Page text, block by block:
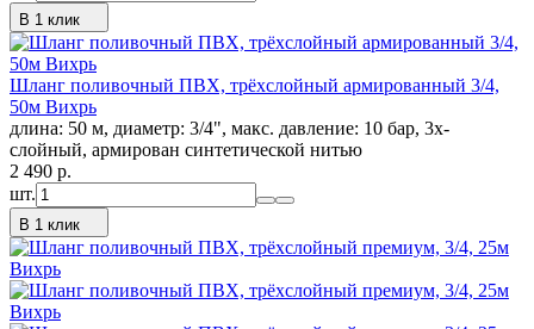
В 1 клик
Шланг поливочный ПВХ, трёхслойный армированный 3/4,
50м Вихрь
длина: 50 м, диаметр: 3/4", макс. давление: 10 бар, 3х-
слойный, армирован синтетической нитью
2 490 p.
шт.
В 1 клик